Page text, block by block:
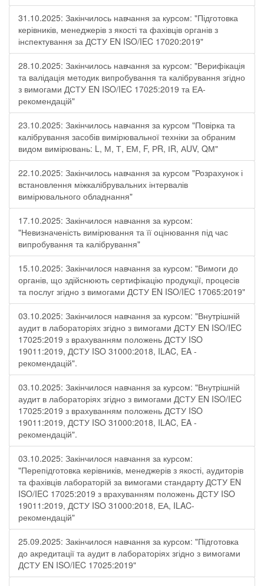
31.10.2025: Закінчилось навчання за курсом: "Підготовка
керівників, менеджерів з якості та фахівців органів з
інспектування за ДСТУ EN ISO/IEC 17020:2019"
28.10.2025: Закінчилось навчання за курсом: "Верифікація
та валідація методик випробування та калібрування згідно
з вимогами ДСТУ EN ISO/IEC 17025:2019 та ЕА-
рекомендацій"
23.10.2025: Закінчилось навчання за курсом "Повірка та
калібрування засобів вимірювальної техніки за обраним
видом вимірювань: L, М, Т, ЕМ, F, РR, ІR, АUV, QМ"
22.10.2025: Закінчилось навчання за курсом "Розрахунок і
встановлення міжкалібрувальних інтервалів
вимірювального обладнання"
17.10.2025: Закінчилося навчання за курсом:
"Невизначеність вимірювання та її оцінювання під час
випробування та калібрування"
15.10.2025: Закінчилося навчання за курсом: "Вимоги до
органів, що здійснюють сертифікацію продукції, процесів
та послуг згідно з вимогами ДСТУ EN ISO/IEC 17065:2019"
03.10.2025: Закінчилося навчання за курсом: "Внутрішній
аудит в лабораторіях згідно з вимогами ДСТУ EN ISO/IEC
17025:2019 з врахуванням положень ДСТУ ISO
19011:2019, ДСТУ ISO 31000:2018, ILAC, EA -
рекомендацій".
03.10.2025: Закінчилося навчання за курсом: "Внутрішній
аудит в лабораторіях згідно з вимогами ДСТУ EN ISO/IEC
17025:2019 з врахуванням положень ДСТУ ISO
19011:2019, ДСТУ ISO 31000:2018, ILAC, EA -
рекомендацій".
03.10.2025: Закінчилося навчання за курсом:
"Перепідготовка керівників, менеджерів з якості, аудиторів
та фахівців лабораторій за вимогами стандарту ДСТУ EN
ISO/IEC 17025:2019 з врахуванням положень ДСТУ ISO
19011:2019, ДСТУ ISO 31000:2018, ЕА, ILAC-
рекомендацій"
25.09.2025: Закінчилося навчання за курсом: "Підготовка
до акредитації та аудит в лабораторіях згідно з вимогами
ДСТУ EN ISO/IEC 17025:2019"